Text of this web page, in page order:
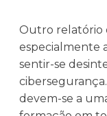
Outro relatório
especialmente
sentir-se
devem-se a